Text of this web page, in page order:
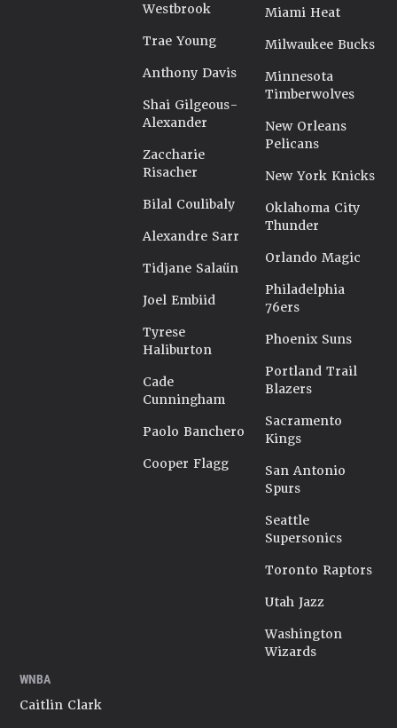
Westbrook
Trae Young
Anthony Davis
Shai Gilgeous-
Alexander
Zaccharie
Risacher
Bilal Coulibaly
Alexandre Sarr
Tidjane Salaün
Joel Embiid
Tyrese
Haliburton
Cade
Cunningham
Paolo Banchero
Cooper Flagg
Miami Heat
Milwaukee Bucks
Minnesota
Timberwolves
New Orleans
Pelicans
New York Knicks
Oklahoma City
Thunder
Orlando Magic
Philadelphia
76ers
Phoenix Suns
Portland Trail
Blazers
Sacramento
Kings
San Antonio
Spurs
Seattle
Supersonics
Toronto Raptors
Utah Jazz
Washington
Wizards
WNBA
Caitlin Clark